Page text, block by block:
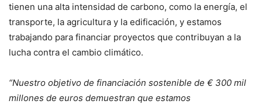
tienen una alta intensidad de carbono, como la energía, el
transporte, la agricultura y la edificación, y estamos
trabajando para financiar proyectos que contribuyan a la
lucha contra el cambio climático.
“Nuestro objetivo de financiación sostenible de € 300 mil
millones de euros demuestran que estamos